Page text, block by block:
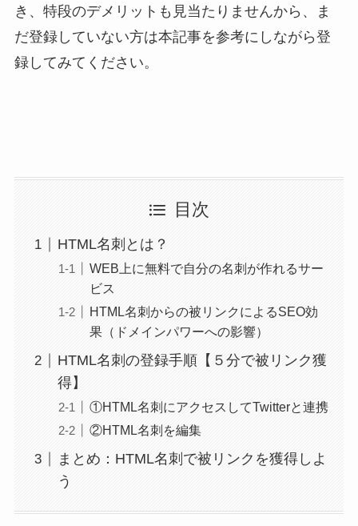
き、特段のデメリットも見当たりませんから、ま
だ登録していない方は本記事を参考にしながら登
録してみてください。
目次
HTML名刺とは？
WEB上に無料で自分の名刺が作れるサー
ビス
HTML名刺からの被リンクによるSEO効
果（ドメインパワーへの影響）
HTML名刺の登録手順【５分で被リンク獲
得】
①HTML名刺にアクセスしてTwitterと連携
②HTML名刺を編集
まとめ：HTML名刺で被リンクを獲得しよ
う